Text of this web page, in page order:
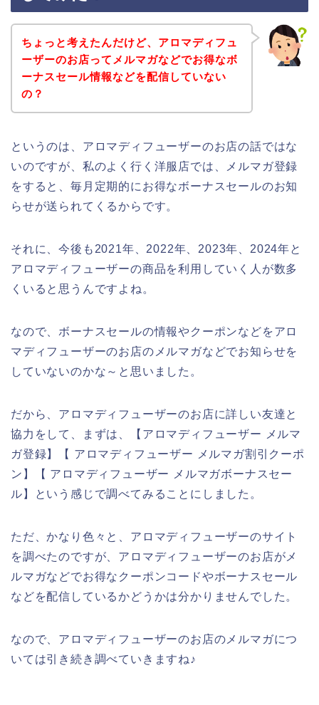
ちょっと考えたんだけど、アロマディフュ
ーザーのお店ってメルマガなどでお得なボ
ーナスセール情報などを配信していない
の？
というのは、アロマディフューザーのお店の話ではな
いのですが、私のよく行く洋服店では、メルマガ登録
をすると、毎月定期的にお得なボーナスセールのお知
らせが送られてくるからです。
それに、今後も2021年、2022年、2023年、2024年と
アロマディフューザーの商品を利用していく人が数多
くいると思うんですよね。
なので、ボーナスセールの情報やクーポンなどをアロ
マディフューザーのお店のメルマガなどでお知らせを
していないのかな～と思いました。
だから、アロマディフューザーのお店に詳しい友達と
協力をして、まずは、【アロマディフューザー メルマ
ガ登録】【 アロマディフューザー メルマガ割引クーポ
ン】【 アロマディフューザー メルマガボーナスセー
ル】という感じで調べてみることにしました。
ただ、かなり色々と、アロマディフューザーのサイト
を調べたのですが、アロマディフューザーのお店がメ
ルマガなどでお得なクーポンコードやボーナスセール
などを配信しているかどうかは分かりませんでした。
なので、アロマディフューザーのお店のメルマガにつ
いては引き続き調べていきますね♪